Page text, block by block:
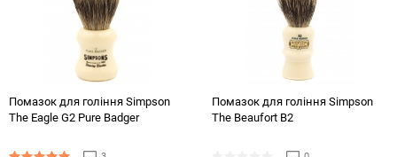
Помазок для гоління Simpson
The Eagle G2 Pure Badger
Помазок для гоління Simpson
The Beaufort B2